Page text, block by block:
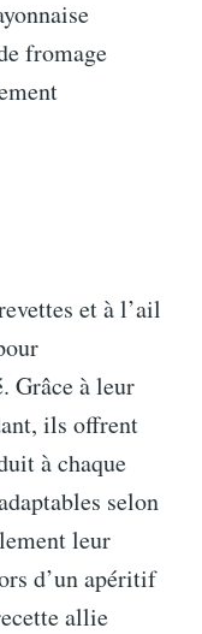
fromage
et à l’ail
Grâce à leur
ils offrent
à chaque
selon
leur
d’un apéritif
allie